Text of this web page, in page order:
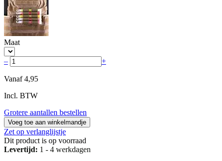
Maat
– +
Vanaf 4,95
Incl. BTW
Grotere aantallen bestellen
Voeg toe aan winkelmandje
Zet op verlanglijstje
Dit product is op voorraad
Levertijd: 1 - 4 werkdagen